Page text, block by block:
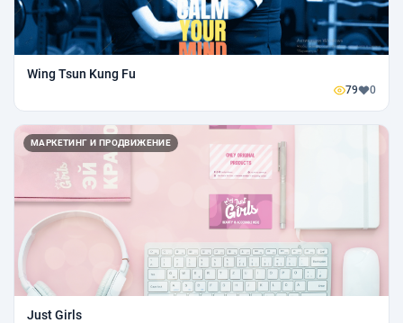
Wing Tsun Kung Fu
79 0
МАРКЕТИНГ И ПРОДВИЖЕНИЕ
Just Girls